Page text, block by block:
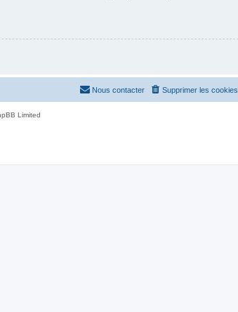
Supprimer les cookies
Nous contacter
Limited